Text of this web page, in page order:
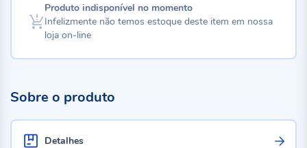
Produto indisponível no momento
Infelizmente não temos estoque deste item em nossa
loja on-line
Sobre o produto
Detalhes